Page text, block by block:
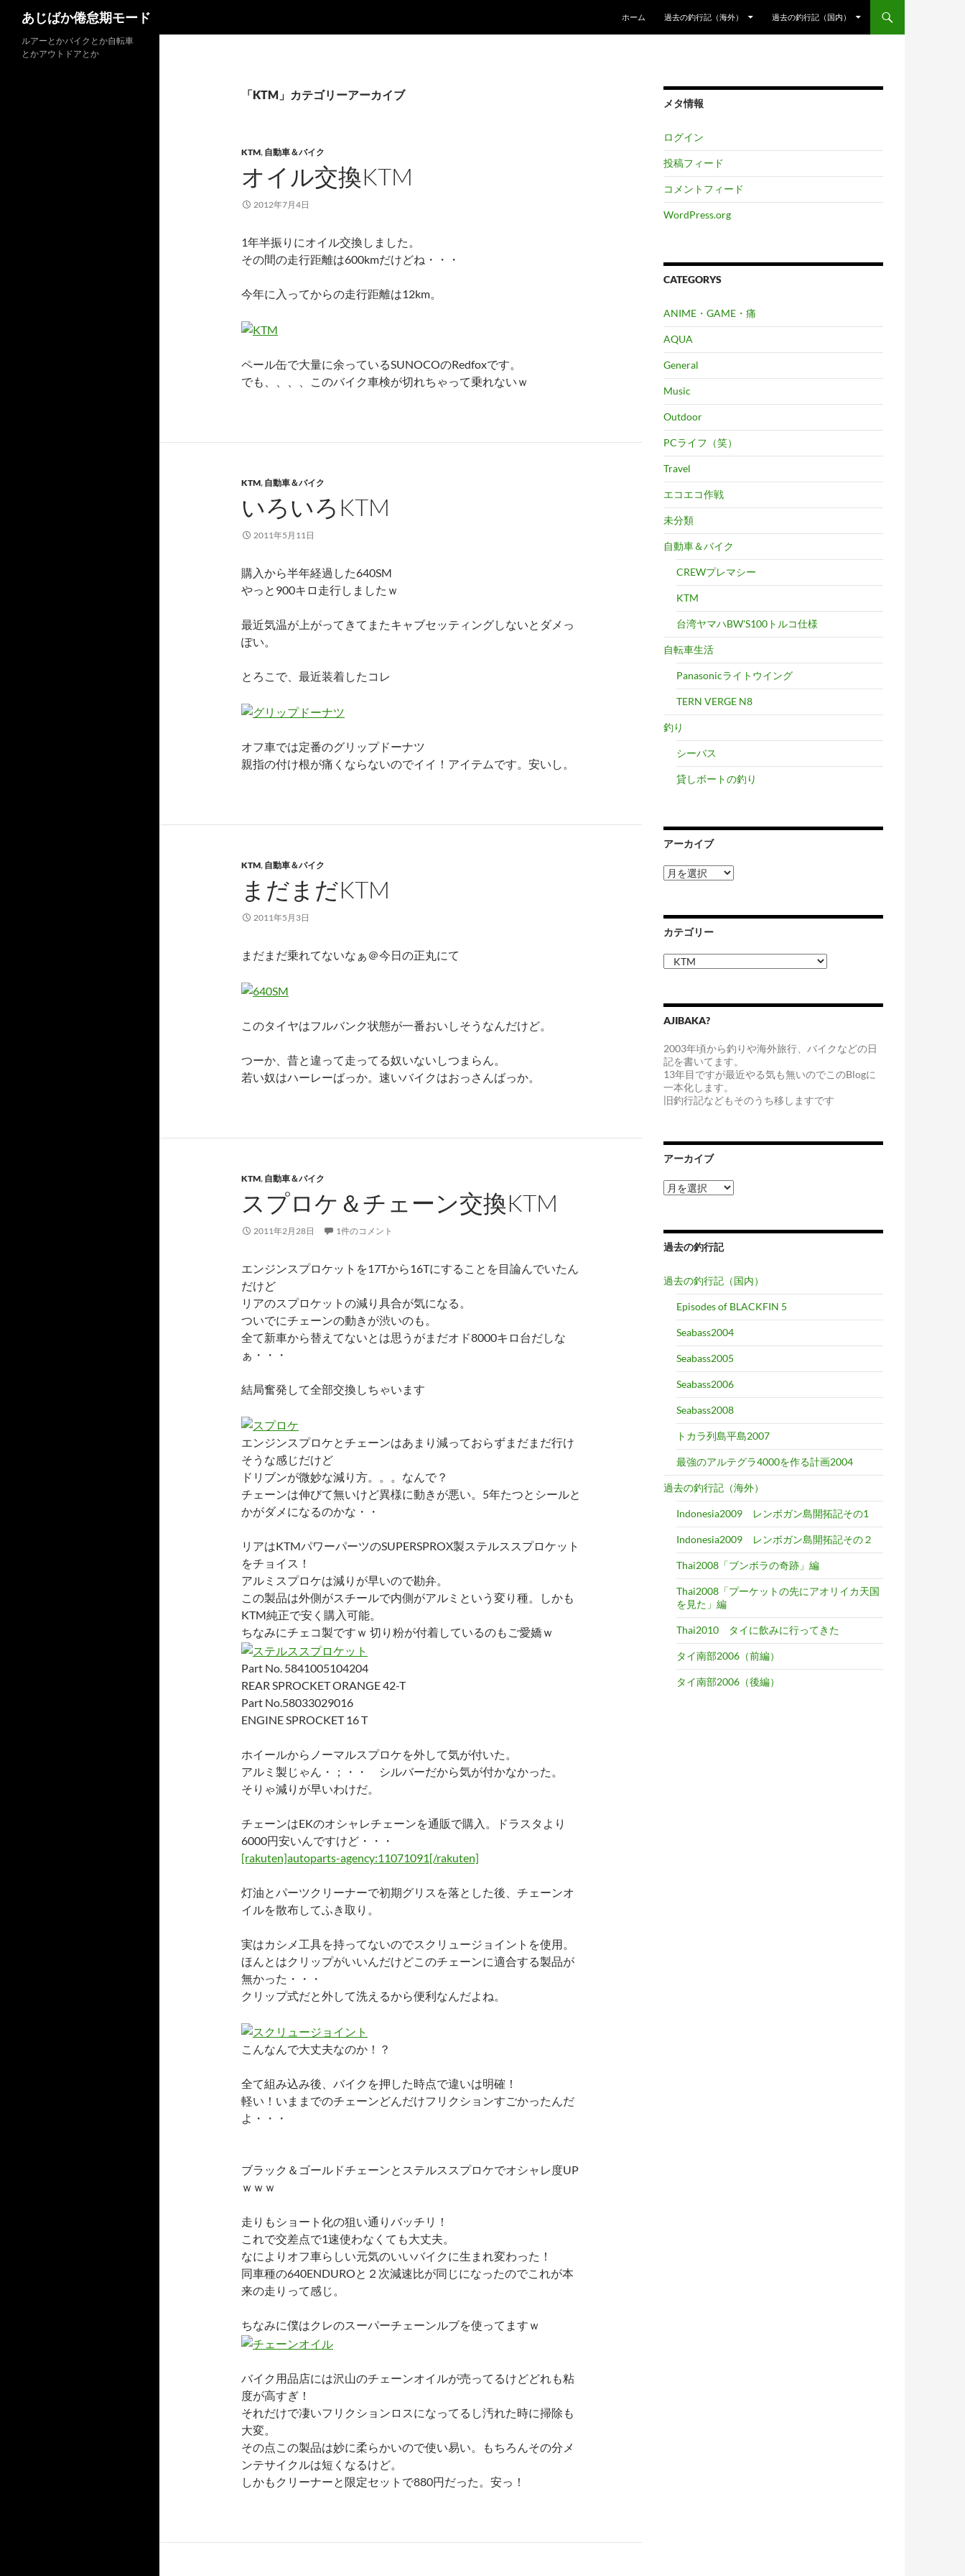
あじばか倦怠期モード ホーム 過去の釣行記（海外） 過去の釣行記（国内）
「KTM」カテゴリーアーカイブ
KTM, 自動車＆バイク
オイル交換KTM
2012年7月4日
1年半振りにオイル交換しました。
その間の走行距離は600kmだけどね・・・
今年に入ってからの走行距離は12km。
ペール缶で大量に余っているSUNOCOのRedfoxです。
でも、、、、このバイク車検が切れちゃって乗れないｗ
KTM, 自動車＆バイク
いろいろKTM
2011年5月11日
購入から半年経過した640SM
やっと900キロ走行しましたｗ
最近気温が上がってきてまたキャブセッティングしないとダメっ
ぽい。
とろこで、最近装着したコレ
オフ車では定番のグリップドーナツ
親指の付け根が痛くならないのでイイ！アイテムです。安いし。
KTM, 自動車＆バイク
まだまだKTM
2011年5月3日
まだまだ乗れてないなぁ＠今日の正丸にて
このタイヤはフルバンク状態が一番おいしそうなんだけど。
つーか、昔と違って走ってる奴いないしつまらん。
若い奴はハーレーばっか。速いバイクはおっさんばっか。
KTM, 自動車＆バイク
スプロケ＆チェーン交換KTM
2011年2月28日 1件のコメント
エンジンスプロケットを17Tから16Tにすることを目論んでいたん
だけど
リアのスプロケットの減り具合が気になる。
ついでにチェーンの動きが渋いのも。
全て新車から替えてないとは思うがまだオド8000キロ台だしな
ぁ・・・
結局奮発して全部交換しちゃいます
エンジンスプロケとチェーンはあまり減っておらずまだまだ行け
そうな感じだけど
ドリブンが微妙な減り方。。。なんで？
チェーンは伸びて無いけど異様に動きが悪い。5年たつとシールと
かがダメになるのかな・・
リアはKTMパワーパーツのSUPERSPROX製ステルススプロケット
をチョイス！
アルミスプロケは減りが早いので勘弁。
この製品は外側がスチールで内側がアルミという変り種。しかも
KTM純正で安く購入可能。
ちなみにチェコ製ですｗ 切り粉が付着しているのもご愛嬌ｗ
Part No. 5841005104204
REAR SPROCKET ORANGE 42-T
Part No.58033029016
ENGINE SPROCKET 16 T
ホイールからノーマルスプロケを外して気が付いた。
アルミ製じゃん・；・・ シルバーだから気が付かなかった。
そりゃ減りが早いわけだ。
チェーンはEKのオシャレチェーンを通販で購入。ドラスタより
6000円安いんですけど・・・
[rakuten]autoparts-agency:11071091[/rakuten]
灯油とパーツクリーナーで初期グリスを落とした後、チェーンオ
イルを散布してふき取り。
実はカシメ工具を持ってないのでスクリュージョイントを使用。
ほんとはクリップがいいんだけどこのチェーンに適合する製品が
無かった・・・
クリップ式だと外して洗えるから便利なんだよね。
こんなんで大丈夫なのか！？
全て組み込み後、バイクを押した時点で違いは明確！
軽い！いままでのチェーンどんだけフリクションすごかったんだ
よ・・・
ブラック＆ゴールドチェーンとステルススプロケでオシャレ度UP
ｗｗｗ
走りもショート化の狙い通りバッチリ！
これで交差点で1速使わなくても大丈夫。
なによりオフ車らしい元気のいいバイクに生まれ変わった！
同車種の640ENDUROと２次減速比が同じになったのでこれが本
来の走りって感じ。
ちなみに僕はクレのスーパーチェーンルブを使ってますｗ
バイク用品店には沢山のチェーンオイルが売ってるけどどれも粘
度が高すぎ！
それだけで凄いフリクションロスになってるし汚れた時に掃除も
大変。
その点この製品は妙に柔らかいので使い易い。もちろんその分メ
ンテサイクルは短くなるけど。
しかもクリーナーと限定セットで880円だった。安っ！
メタ情報
ログイン
投稿フィード
コメントフィード
WordPress.org
CATEGORYS
ANIME・GAME・痛
AQUA
General
Music
Outdoor
PCライフ（笑）
Travel
エコエコ作戦
未分類
自動車＆バイク
CREWプレマシー
KTM
台湾ヤマハBW'S100トルコ仕様
自転車生活
Panasonicライトウイング
TERN VERGE N8
釣り
シーバス
貸しボートの釣り
アーカイブ
ア
ー
ブ
カテゴリー
テ
ー
AJIBAKA?
2003年頃から釣りや海外旅行、バイクなどの日
記を書いてます。
13年目ですが最近やる気も無いのでこのBlogに
一本化します。
旧釣行記などもそのうち移しますです
アーカイブ
ア
ー
ブ
過去の釣行記
過去の釣行記（国内）
Episodes of BLACKFIN 5
Seabass2004
Seabass2005
Seabass2006
Seabass2008
トカラ列島平島2007
最強のアルテグラ4000を作る計画2004
過去の釣行記（海外）
Indonesia2009 レンボガン島開拓記その1
Indonesia2009 レンボガン島開拓記その２
Thai2008「ブンボラの奇跡」編
Thai2008「プーケットの先にアオリイカ天国
を見た」編
Thai2010 タイに飲みに行ってきた
タイ南部2006（前編）
タイ南部2006（後編）
ルアーとかバイクとか自転車
とかアウトドアとか